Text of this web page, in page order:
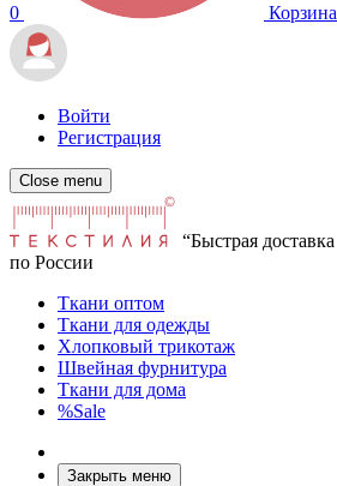
0 Корзина
Войти
Регистрация
Close menu
“Быстрая доставка
по России
Ткани оптом
Ткани для одежды
Хлопковый трикотаж
Швейная фурнитура
Ткани для дома
%Sale
Закрыть меню